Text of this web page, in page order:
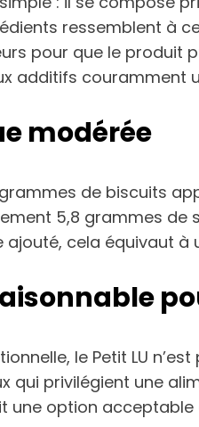
ressemblent à
pour que le produit
additifs couramment
modérée
de biscuits
5,8 grammes de
cela équivaut
le Petit LU
qui privilégient une
une option